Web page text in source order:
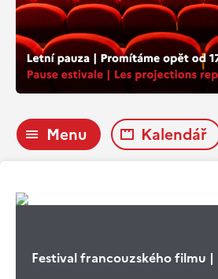
Menu Kalendář
Festival francouzského filmu |